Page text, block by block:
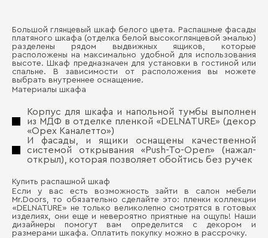
Большой глянцевый шкаф белого цвета. Распашные фасады
платяного шкафа (отделка белой высокоглянцевой эмалью)
разделены рядом выдвижных ящиков, которые
расположены на максимально удобной для использования
высоте. Шкаф предназначен для установки в гостиной или
спальне. В зависимости от расположения вы можете
выбрать внутреннее оснащение.
Материалы шкафа
Корпус для шкафа и напольной тумбы выполнен
из МДФ в отделке пленкой «DELNATURE» (декор
«Орех Каналетто»)
И фасады, и ящики оснащены качественной
системой открывания «Push-To-Open» (нажал-
открыл), которая позволяет обойтись без ручек
Купить распашной шкаф
Если у вас есть возможность зайти в салон мебели
Mr.Doors, то обязательно сделайте это: пленки коллекции
«DELNATURE» не только великолепно смотрятся в готовых
изделиях, они еще и невероятно приятные на ощупь! Наши
дизайнеры помогут вам определится с декором и
размерами шкафа. Оплатить покупку можно в рассрочку.